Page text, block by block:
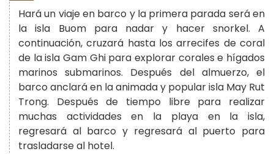
Hará un viaje en barco y la primera parada será en
la isla Buom para nadar y hacer snorkel. A
continuación, cruzará hasta los arrecifes de coral
de la isla Gam Ghi para explorar corales e hígados
marinos submarinos. Después del almuerzo, el
barco anclará en la animada y popular isla May Rut
Trong. Después de tiempo libre para realizar
muchas actividades en la playa en la isla,
regresará al barco y regresará al puerto para
trasladarse al hotel.